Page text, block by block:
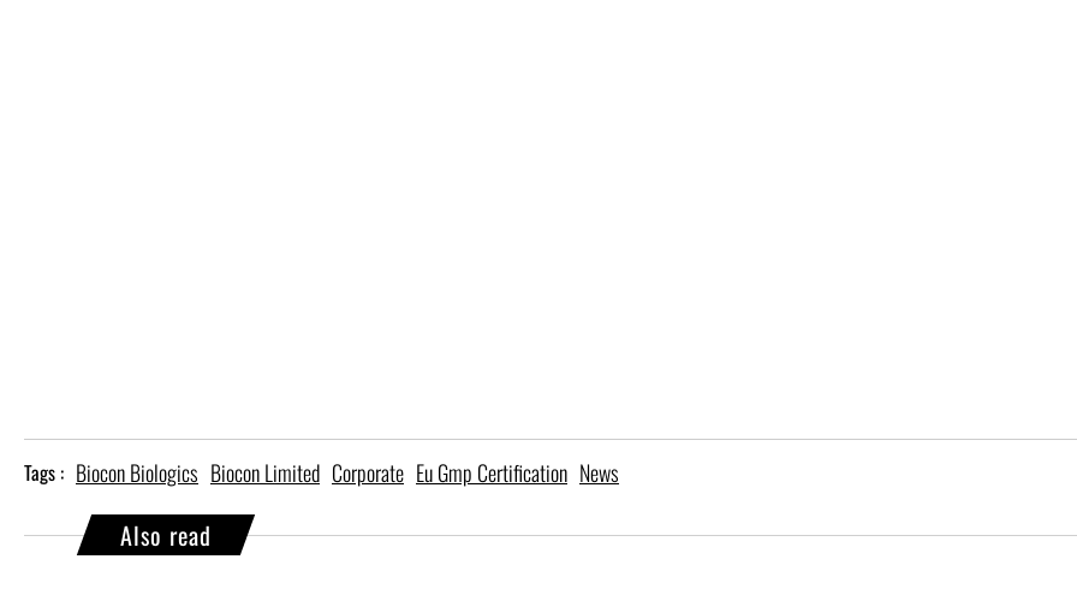
Tags : Biocon Biologics Biocon Limited Corporate Eu Gmp Certification News
Also read